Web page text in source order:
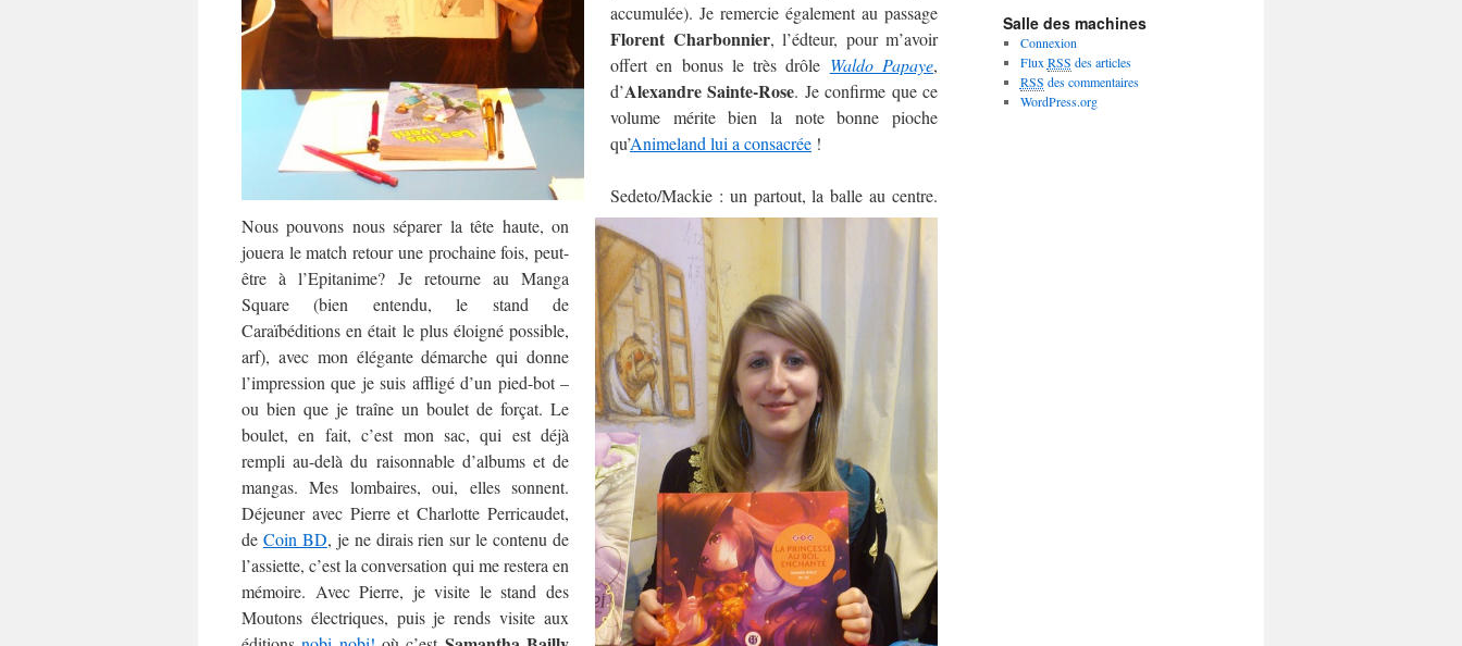
accumulée). Je remercie également au passage
Florent Charbonnier, l’édteur, pour m’avoir
offert en bonus le très drôle Waldo Papaye,
d’Alexandre Sainte-Rose. Je confirme que ce
volume mérite bien la note bonne pioche
qu’Animeland lui a consacrée !
Sedeto/Mackie : un partout, la balle au centre.
Nous pouvons nous séparer la tête haute, on
jouera le match retour une prochaine fois, peut-
être à l’Epitanime? Je retourne au Manga
Square (bien entendu, le stand de
Caraïbéditions en était le plus éloigné possible,
arf), avec mon élégante démarche qui donne
l’impression que je suis affligé d’un pied-bot –
ou bien que je traîne un boulet de forçat. Le
boulet, en fait, c’est mon sac, qui est déjà
rempli au-delà du raisonnable d’albums et de
mangas. Mes lombaires, oui, elles sonnent.
Déjeuner avec Pierre et Charlotte Perricaudet,
de Coin BD, je ne dirais rien sur le contenu de
l’assiette, c’est la conversation qui me restera en
mémoire. Avec Pierre, je visite le stand des
Moutons électriques, puis je rends visite aux
Salle des machines
Connexion
Flux RSS des articles
RSS des commentaires
WordPress.org